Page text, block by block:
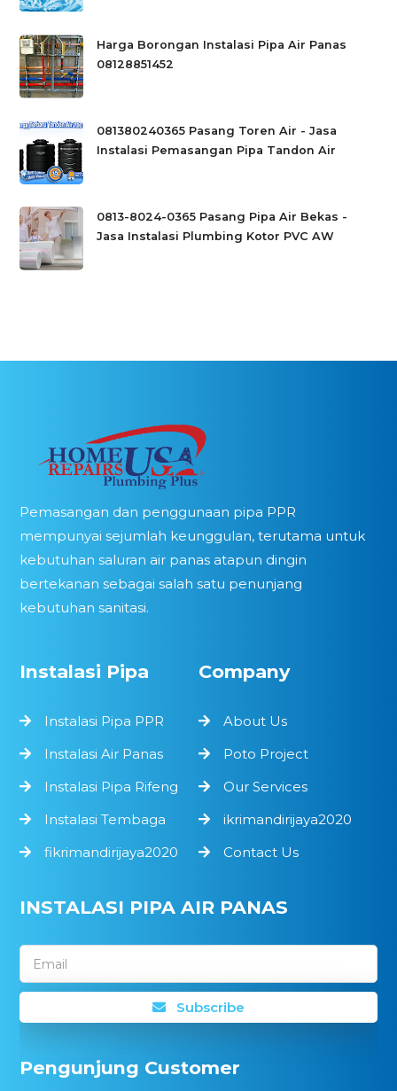
Harga Borongan Instalasi Pipa Air Panas
08128851452
081380240365 Pasang Toren Air - Jasa
Instalasi Pemasangan Pipa Tandon Air
0813-8024-0365 Pasang Pipa Air Bekas -
Jasa Instalasi Plumbing Kotor PVC AW
Pemasangan dan penggunaan pipa PPR
mempunyai sejumlah keunggulan, terutama untuk
kebutuhan saluran air panas atapun dingin
bertekanan sebagai salah satu penunjang
kebutuhan sanitasi.
Instalasi Pipa
Instalasi Pipa PPR
Instalasi Air Panas
Instalasi Pipa Rifeng
Instalasi Tembaga
fikrimandirijaya2020
Company
About Us
Poto Project
Our Services
ikrimandirijaya2020
Contact Us
INSTALASI PIPA AIR PANAS
Email
Subscribe
Pengunjung Customer